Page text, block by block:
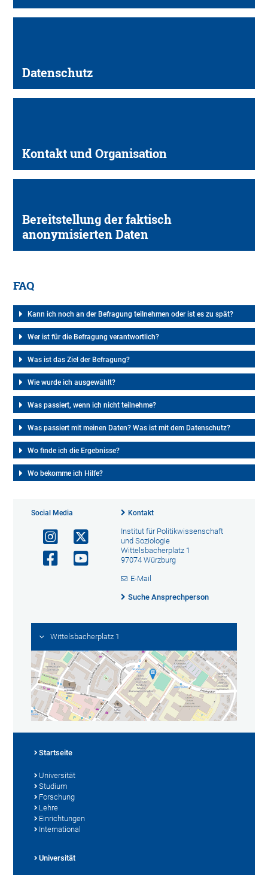
Datenschutz
Kontakt und Organisation
Bereitstellung der faktisch
anonymisierten Daten
FAQ
Kann ich noch an der Befragung teilnehmen oder ist es zu spät?
Wer ist für die Befragung verantwortlich?
Was ist das Ziel der Befragung?
Wie wurde ich ausgewählt?
Was passiert, wenn ich nicht teilnehme?
Was passiert mit meinen Daten? Was ist mit dem Datenschutz?
Wo finde ich die Ergebnisse?
Wo bekomme ich Hilfe?
Social Media Kontakt
Institut für Politikwissenschaft
und Soziologie
Wittelsbacherplatz 1
97074 Würzburg
E-Mail
Suche Ansprechperson
Wittelsbacherplatz 1
Startseite
Universität
Studium
Forschung
Lehre
Einrichtungen
International
Universität